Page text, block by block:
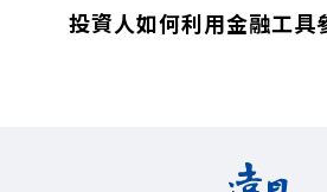
投資人如何利用金融工具